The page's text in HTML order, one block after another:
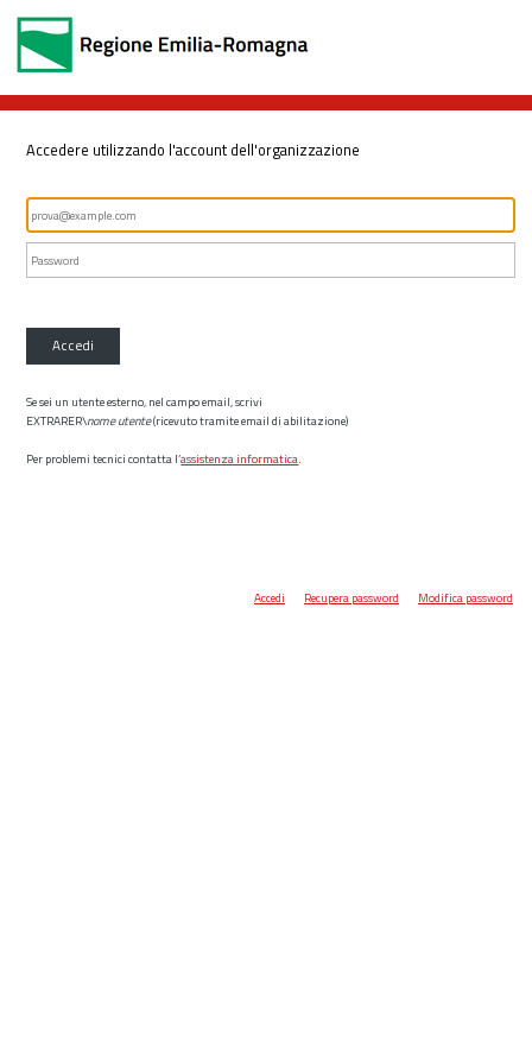
Accedere utilizzando l'account dell'organizzazione
Accedi
Se sei un utente esterno, nel campo email, scrivi
EXTRARER\nome utente(ricevuto tramite email di abilitazione)
Per problemi tecnici contatta l’assistenza informatica.
Accedi Recupera password Modifica password